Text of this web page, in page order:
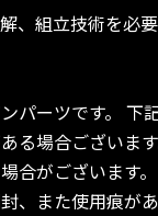
組立技術を必要
パーツです。 下
る場合ございます
合がございます。
また使用痕があ